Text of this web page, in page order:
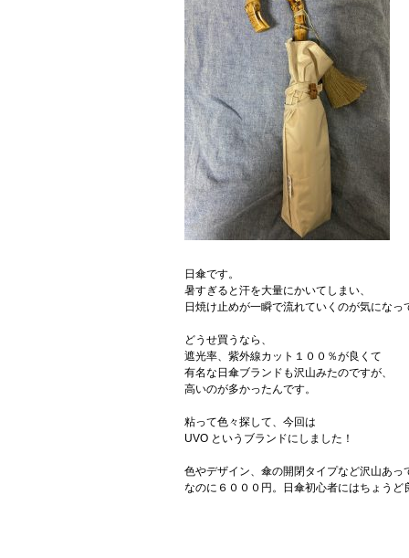
日傘です。
暑すぎると汗を大量にかいてしまい、
日焼け止めが一瞬で流れていくのが気になっ
どうせ買うなら、
遮光率、紫外線カット１００％が良くて
有名な日傘ブランドも沢山みたのですが、
高いのが多かったんです。
粘って色々探して、今回は
UVO というブランドにしました！
色やデザイン、傘の開閉タイプなど沢山あっ
なのに６０００円。日傘初心者にはちょうど